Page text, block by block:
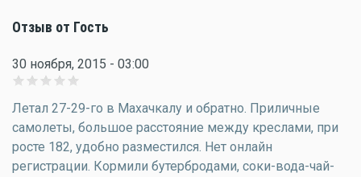
Отзыв от Гость
30 ноября, 2015 - 03:00
Летал 27-29-го в Махачкалу и обратно. Приличные
самолеты, большое расстояние между креслами, при
росте 182, удобно разместился. Нет онлайн
регистрации. Кормили бутербродами, соки-вода-чай-